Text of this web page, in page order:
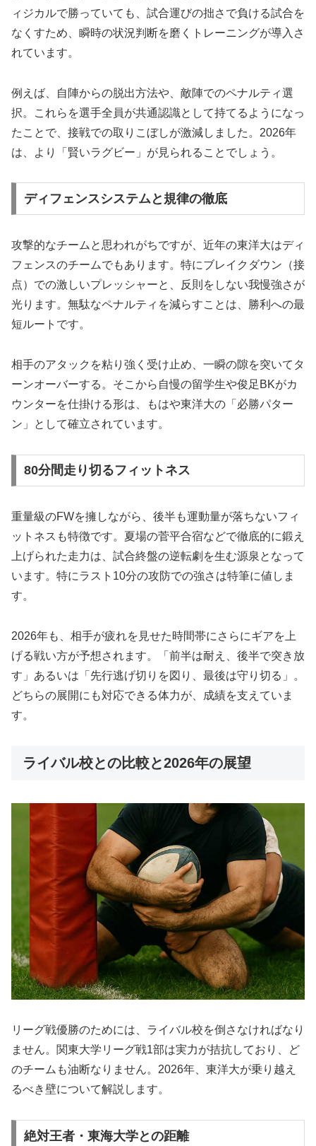
ィジカルで勝っていても、試合運びの拙さで負ける試合を
なくすため、瞬時の状況判断を磨くトレーニングが導入さ
れています。
例えば、自陣からの脱出方法や、敵陣でのペナルティ選
択。これらを選手全員が共通認識として持てるようになっ
たことで、接戦での取りこぼしが激減しました。2026年
は、より「賢いラグビー」が見られることでしょう。
ディフェンスシステムと規律の徹底
攻撃的なチームと思われがちですが、近年の東洋大はディ
フェンスのチームでもあります。特にブレイクダウン（接
点）での激しいプレッシャーと、反則をしない我慢強さが
光ります。無駄なペナルティを減らすことは、勝利への最
短ルートです。
相手のアタックを粘り強く受け止め、一瞬の隙を突いてタ
ーンオーバーする。そこから自慢の留学生や俊足BKがカ
ウンターを仕掛ける形は、もはや東洋大の「必勝パター
ン」として確立されています。
80分間走り切るフィットネス
重量級のFWを擁しながら、後半も運動量が落ちないフィ
ットネスも特徴です。夏場の菅平合宿などで徹底的に鍛え
上げられた走力は、試合終盤の逆転劇を生む源泉となって
います。特にラスト10分の攻防での強さは特筆に値しま
す。
2026年も、相手が疲れを見せた時間帯にさらにギアを上
げる戦い方が予想されます。「前半は耐え、後半で突き放
す」あるいは「先行逃げ切りを図り、最後は守り切る」。
どちらの展開にも対応できる体力が、成績を支えていま
す。
ライバル校との比較と2026年の展望
リーグ戦優勝のためには、ライバル校を倒さなければなり
ません。関東大学リーグ戦1部は実力が拮抗しており、ど
のチームも油断なりません。2026年、東洋大が乗り越え
るべき壁について解説します。
絶対王者・東海大学との距離